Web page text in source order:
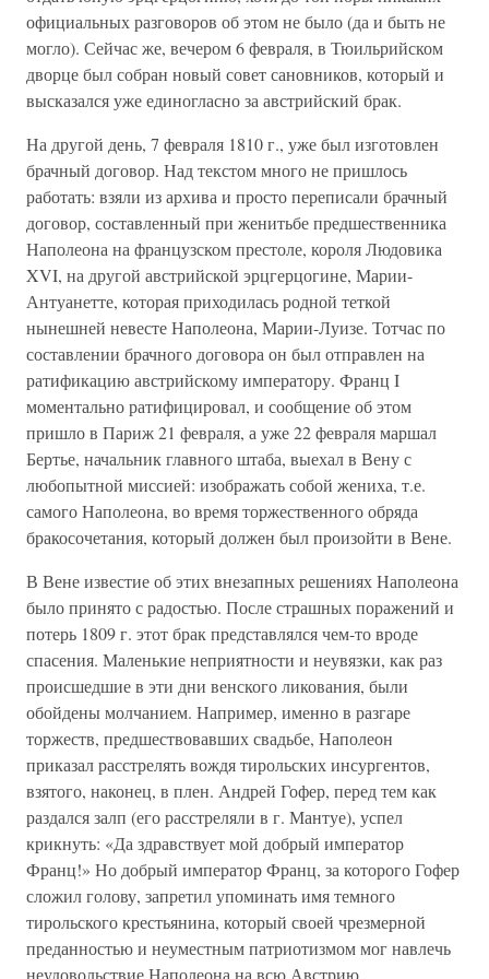
официальных разговоров об этом не было (да и быть не
могло). Сейчас же, вечером 6 февраля, в Тюильрийском
дворце был собран новый совет сановников, который и
высказался уже единогласно за австрийский брак.
На другой день, 7 февраля 1810 г., уже был изготовлен
брачный договор. Над текстом много не пришлось
работать: взяли из архива и просто переписали брачный
договор, составленный при женитьбе предшественника
Наполеона на французском престоле, короля Людовика
XVI, на другой австрийской эрцгерцогине, Марии-
Антуанетте, которая приходилась родной теткой
нынешней невесте Наполеона, Марии-Луизе. Тотчас по
составлении брачного договора он был отправлен на
ратификацию австрийскому императору. Франц I
моментально ратифицировал, и сообщение об этом
пришло в Париж 21 февраля, а уже 22 февраля маршал
Бертье, начальник главного штаба, выехал в Вену с
любопытной миссией: изображать собой жениха, т.е.
самого Наполеона, во время торжественного обряда
бракосочетания, который должен был произойти в Вене.
В Вене известие об этих внезапных решениях Наполеона
было принято с радостью. После страшных поражений и
потерь 1809 г. этот брак представлялся чем-то вроде
спасения. Маленькие неприятности и неувязки, как раз
происшедшие в эти дни венского ликования, были
обойдены молчанием. Например, именно в разгаре
торжеств, предшествовавших свадьбе, Наполеон
приказал расстрелять вождя тирольских инсургентов,
взятого, наконец, в плен. Андрей Гофер, перед тем как
раздался залп (его расстреляли в г. Мантуе), успел
крикнуть: «Да здравствует мой добрый император
Франц!» Но добрый император Франц, за которого Гофер
сложил голову, запретил упоминать имя темного
тирольского крестьянина, который своей чрезмерной
преданностью и неуместным патриотизмом мог навлечь
неудовольствие Наполеона на всю Австрию.